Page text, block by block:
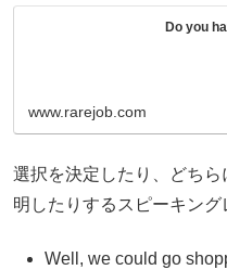
Do you
www.rarejob.com
選択を決定したり、どち
明したりするスピーキング
Well, we could go